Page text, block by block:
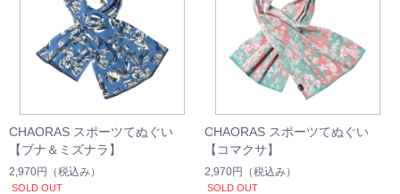
CHAORAS スポーツてぬぐい
【ブナ＆ミズナラ】
2,970円 （税込み）
SOLD OUT
CHAORAS スポーツてぬぐい
【コマクサ】
2,970円 （税込み）
SOLD OUT